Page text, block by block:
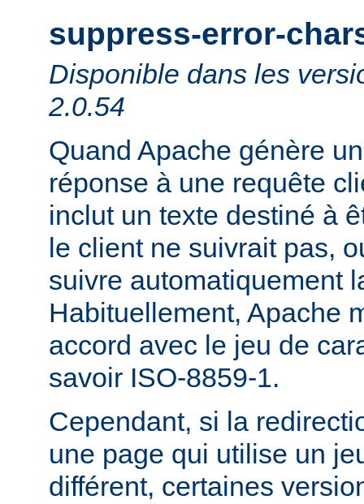
suppress-error-
Disponible dans les
2.0.54
Quand Apache génère
réponse à une requête
inclut un texte destiné à
le client ne suivrait pas,
suivre automatiquement
Habituellement, Apache
accord avec le jeu de
savoir ISO-8859-1.
Cependant, si la
une page qui utilise un
différent, certaines